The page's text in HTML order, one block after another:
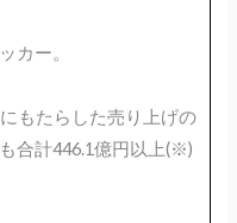
カー。
もたらした売り上げの
合計446.1億円以上(※)